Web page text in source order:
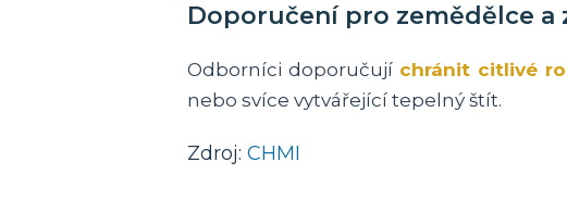
Doporučení pro zemědělce a
Odborníci doporučují chránit citlivé
nebo svíce vytvářející tepelný štít.
Zdroj: CHMI